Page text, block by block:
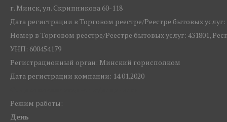
г. Минск, ул. Скрипникова 60-118
Дата регистрации в Торговом реестре/Реестре бытовых услуг:
Номер в Торговом реестре/Реестре бытовых услуг: 431801,
УНП: 600454179
Регистрационный орган: Минский горисполком
Дата регистрации компании: 14.01.2020
Режим работы:
День